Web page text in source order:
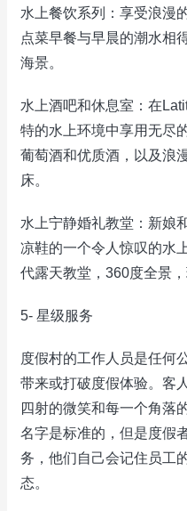
水上餐饮系列：享受浪漫
点菜早餐与早晨的潮水相
海景。
水上酒吧和休息室：在
特的水上环境中享用无尽
葡萄酒和优质酒，以及浪
床。
水上宁静婚礼教堂：新娘
凉鞋的一个令人惊叹的水
代露天教堂，360度全景，
5- 星级服务
度假村的工作人员是任何
带来或打破度假体验。客
四射的微笑和每一个角落
名字是标准的，但是度假
务，他们自己会记住员工
态。